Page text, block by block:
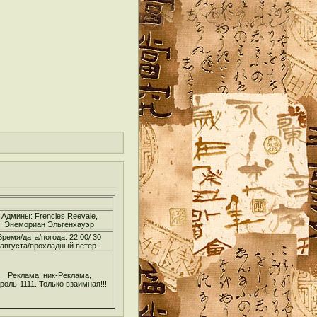
Админы: Frencies Reevale,
Энемориан Эльгенхауэр
дата/погода: 22:00/ 30
августа/прохладный ветер.
Реклама: ник-Реклама,
1111. Только взаимная!!!